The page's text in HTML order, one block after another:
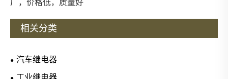
厂，价格低，质量好
相关分类
汽车继电器